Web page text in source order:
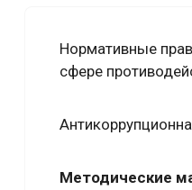
Нормативные
сфере
Методические